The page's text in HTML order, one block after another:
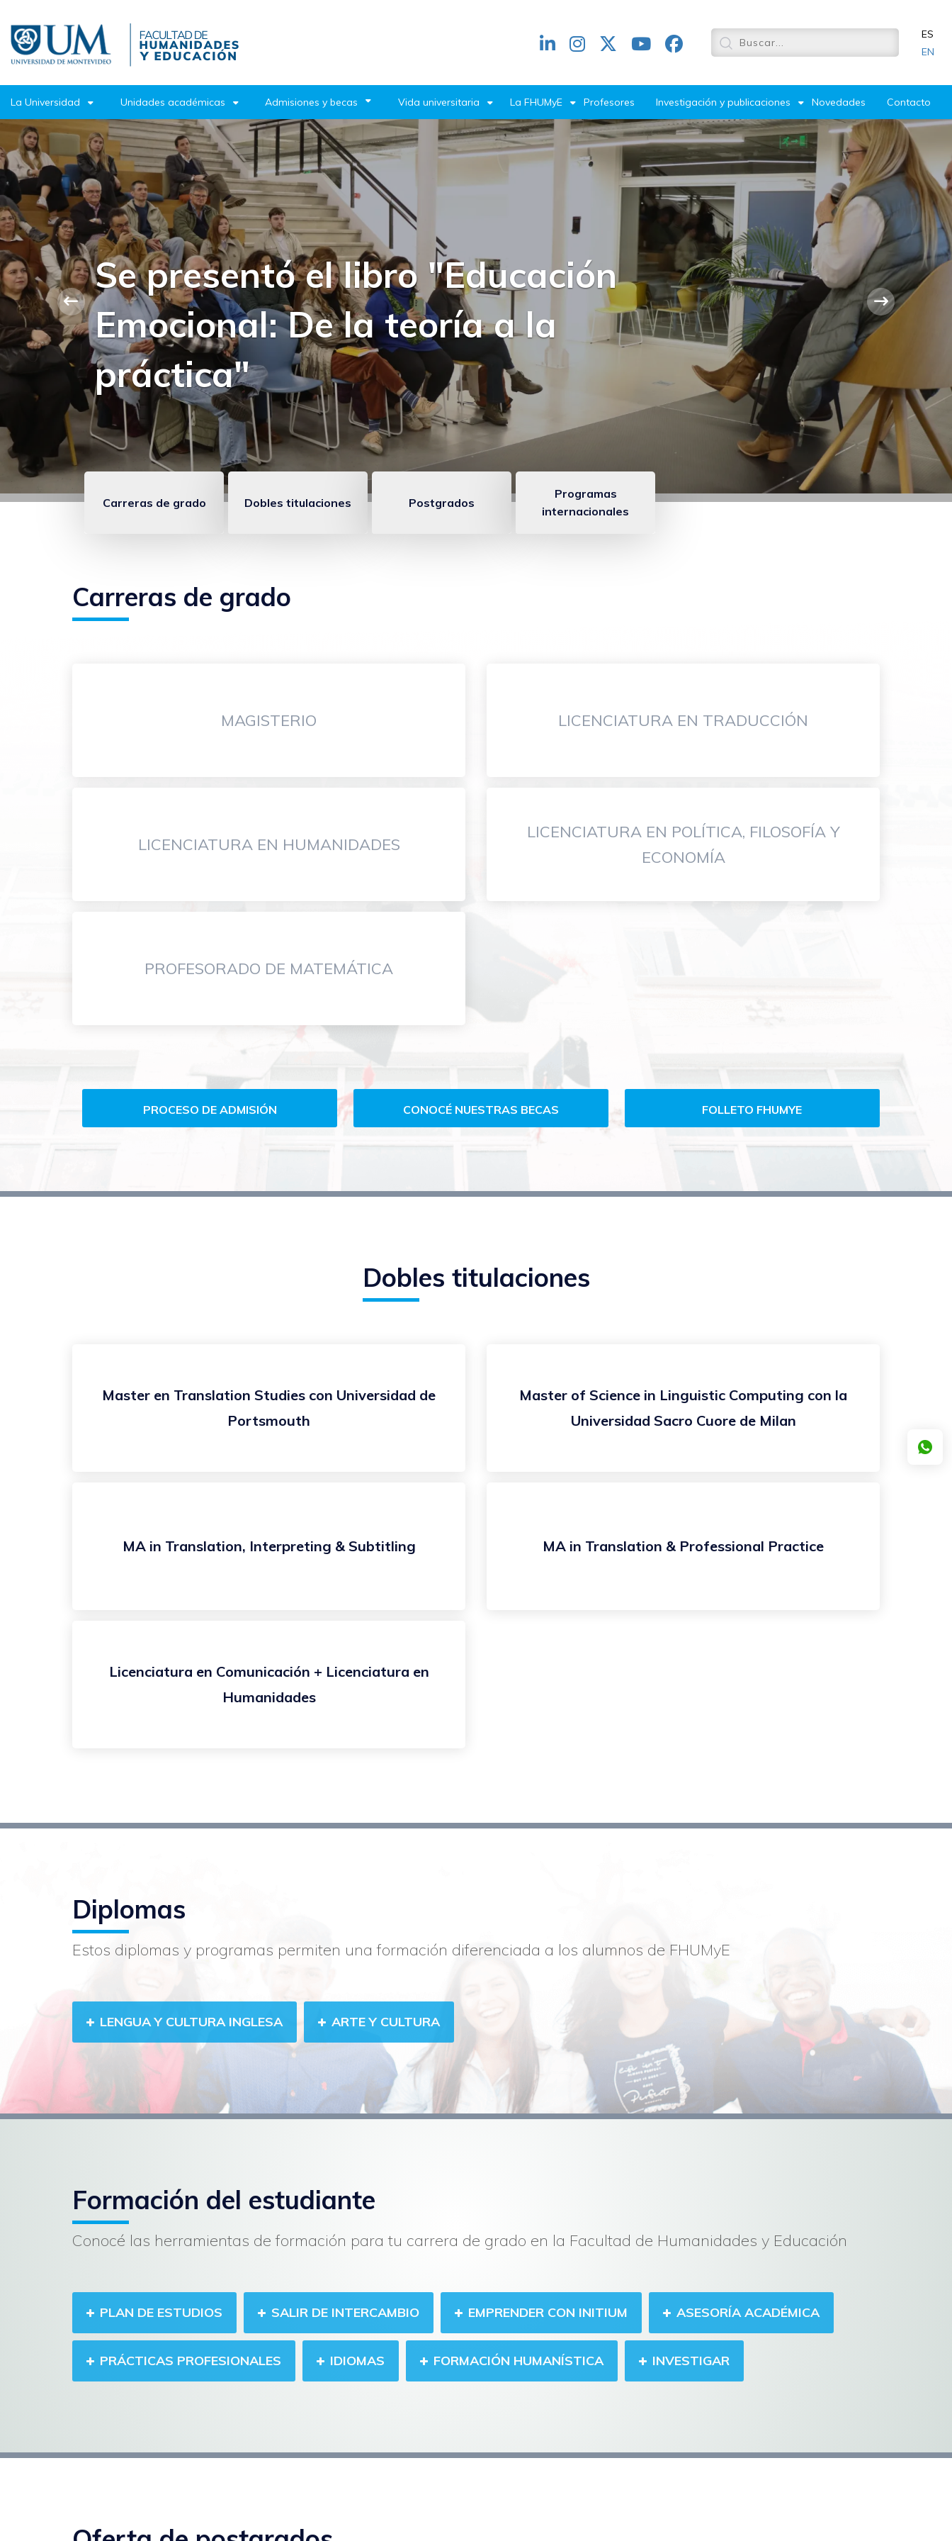
contenido
principal
Redes
header
ES
EN
La Universidad Unidades académicas Admisiones y becas Vida universitaria La FHUMyE Profesores Investigación y publicaciones Novedades Contacto
Enrique García-Máiquez
participó en el Club Socrático
Extramuros y otras actividades
en la UM
FHUMyE
Carreras de grado Dobles titulaciones Postgrados
Programas
internacionales
Carreras de grado
MAGISTERIO LICENCIATURA EN TRADUCCIÓN
LICENCIATURA EN HUMANIDADES
LICENCIATURA EN POLÍTICA, FILOSOFÍA Y
ECONOMÍA
PROFESORADO DE MATEMÁTICA
de
FHUMyE
PROCESO DE ADMISIÓN CONOCÉ NUESTRAS BECAS FOLLETO FHUMYE
Dobles titulaciones
Master en Translation Studies con Universidad de
Portsmouth
Master of Science in Linguistic Computing con la
Universidad Sacro Cuore de Milan
MA in Translation, Interpreting & Subtitling MA in Translation & Professional Practice
Licenciatura en Comunicación + Licenciatura en
Humanidades
Diplomas
Estos diplomas y programas permiten una formación diferenciada a los alumnos de FHUMyE
LENGUA Y CULTURA INGLESA ARTE Y CULTURA
Formación del estudiante
Conocé las herramientas de formación para tu carrera de grado en la Facultad de Humanidades y Educación
PLAN DE ESTUDIOS SALIR DE INTERCAMBIO EMPRENDER CON INITIUM ASESORÍA ACADÉMICA
PRÁCTICAS PROFESIONALES IDIOMAS FORMACIÓN HUMANÍSTICA INVESTIGAR